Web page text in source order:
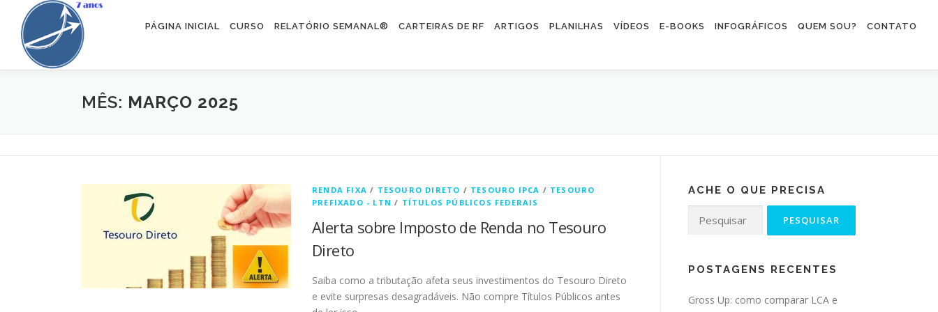
Pular para o conteúdo
PÁGINA INICIAL CURSO RELATÓRIO SEMANAL® CARTEIRAS DE RF ARTIGOS PLANILHAS VÍDEOS E-BOOKS INFOGRÁFICOS QUEM SOU? CONTATO
MÊS: MARÇO 2025
RENDA FIXA / TESOURO DIRETO / TESOURO IPCA / TESOURO
PREFIXADO - LTN / TÍTULOS PÚBLICOS FEDERAIS
Alerta sobre Imposto de Renda no Tesouro
Direto
Saiba como a tributação afeta seus investimentos do Tesouro Direto
e evite surpresas desagradáveis. Não compre Títulos Públicos antes
ACHE O QUE PRECISA
POSTAGENS RECENTES
Gross Up: como comparar LCA e